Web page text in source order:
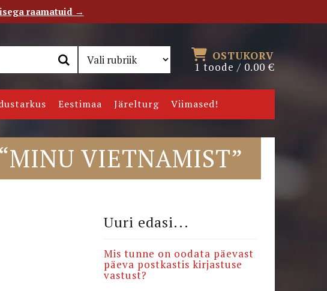
OSTUKORV
1 toode / 0.00€
Eestimaa Järelturg Viimased!
VIETNAMIST”
Uuri edasi...
Mis tunne on oodata päevast
päeva postkastis kirjastuse
vastust?
raamatuid →